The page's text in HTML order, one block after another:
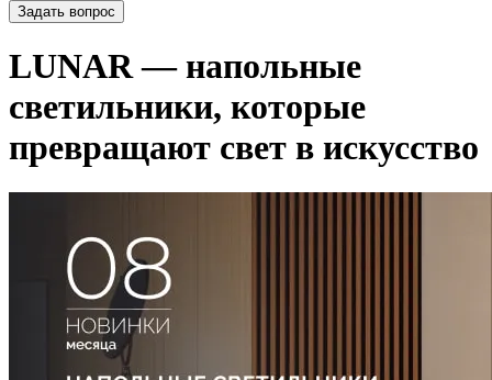
Задать вопрос
LUNAR — напольные
светильники, которые
превращают свет в искусство